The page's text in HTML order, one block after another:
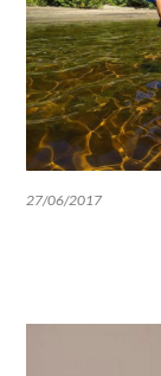
27/06/2017